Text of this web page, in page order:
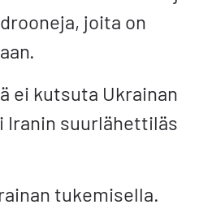
joita on
ei kutsuta Ukrainan
Iranin suurlähettiläs
tukemisella.